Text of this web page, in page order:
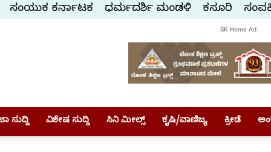
ಸಂಯುಕ್ತ ಕರ್ನಾಟಕ ಧರ್ಮದರ್ಶಿ ಮಂಡಳಿ ಕಸ್ತೂರಿ
SK Home Ad
ಸುದ್ದಿ ವಿಶೇಷ ಸುದ್ದಿ ಸಿನಿ ಮೀಲ್ಸ್ ಕೃಷಿ/ವಾಣಿಜ್ಯ ಕ್ರೀಡೆ